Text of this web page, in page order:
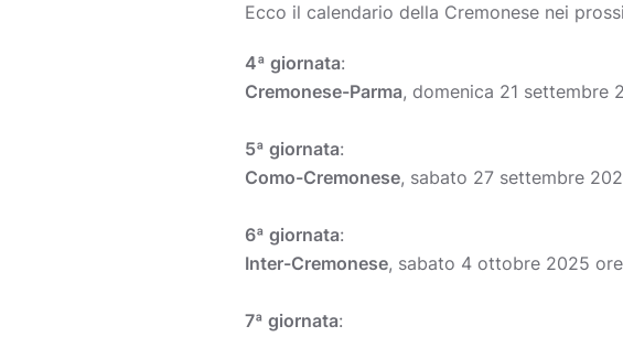
Ecco il calendario della Cremonese nei
4ª giornata:
Cremonese-Parma, domenica 21 settembre
5ª giornata:
Como-Cremonese, sabato 27 settembre
6ª giornata:
Inter-Cremonese, sabato 4 ottobre 2025 ore
7ª giornata: